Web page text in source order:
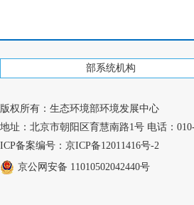
部系统机构
版权所有：生态环境部环境发展中心
地址：北京市朝阳区育慧南路1号 电话：
ICP备案编号：京ICP备12011416号-2
京公网安备 11010502042440号